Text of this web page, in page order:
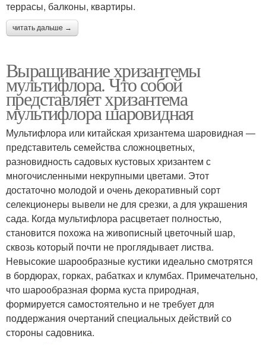
террасы, балконы, квартиры.
читать дальше →
Выращивание хризантемы
мультифлора. Что собой
представляет хризантема
мультифлора шаровидная
Мультифлора или китайская хризантема шаровидная ―
представитель семейства сложноцветных,
разновидность садовых кустовых хризантем с
многочисленными некрупными цветами. Этот
достаточно молодой и очень декоративный сорт
селекционеры вывели не для срезки, а для украшения
сада. Когда мультифлора расцветает полностью,
становится похожа на живописный цветочный шар,
сквозь который почти не проглядывает листва.
Невысокие шарообразные кустики идеально смотрятся
в бордюрах, горках, рабатках и клумбах. Примечательно,
что шарообразная форма куста природная,
формируется самостоятельно и не требует для
поддержания очертаний специальных действий со
стороны садовника.